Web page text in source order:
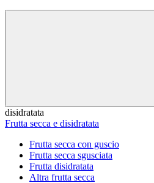
disidratata
Frutta secca e disidratata
Frutta secca con guscio
Frutta secca sgusciata
Frutta disidratata
Altra frutta secca